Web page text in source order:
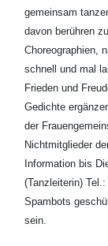
gemeinsam
davon berühren
Choreographien,
schnell und mal
Frieden und
Gedichte
der
Nichtmitglieder
Information bis
(Tanzleiterin)
Spambots
sein.